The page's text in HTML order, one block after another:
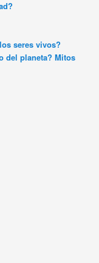
seres vivos?
del planeta? Mitos